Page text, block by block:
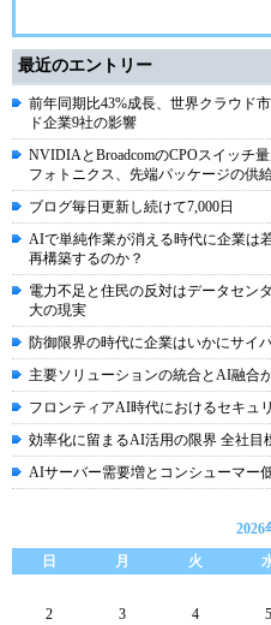
最近のエントリー
前年同期比43%成長、世界クラウド
ド企業9社の影響
NVIDIAとBroadcomのCPOスイッチ
フォトニクス、先端パッケージの供
ブログ毎日更新し続けて7,000日
AIで単純作業が消える時代に企業は
再構築するのか？
電力不足と住民の反対はデータセン
大の現実
防御限界の時代に企業はいかにサイ
主要ソリューションの統合とAI融合
フロンティアAI時代におけるセキュ
効率化に留まるAI活用の限界 全社目
AIサーバー需要増とコンシューマー
2026
日
月 火
2
3 4 5